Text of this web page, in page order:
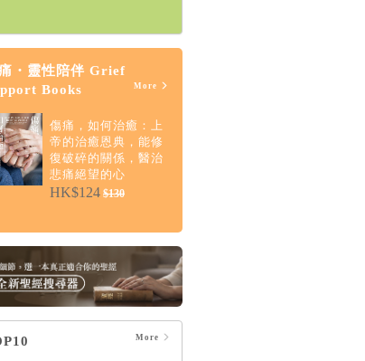
・靈性陪伴 Grief
Books
More
傷痛，如何治癒：上
帝的治癒恩典，能修
復破碎的關係，醫治
悲痛絕望的心
HK$124 $130
More